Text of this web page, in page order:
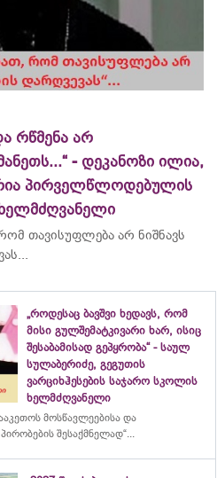
რწმენა არ
- დეკანოზი ილია,
პირველწლოდებულის
თავისუფლება არ ნიშნავს
„როდესაც ბავშვი ხედავს, რომ
მისი გულშემატკივარი ხარ, ისიც
შესაბამისად გეპყრობა“ - საულ
სულაბერიძე, გეგუთის
ვარციხჰესების საჯარო სკოლის
ხელმძღვანელი
მოსწავლეებისა და
შესაქმნელად“...